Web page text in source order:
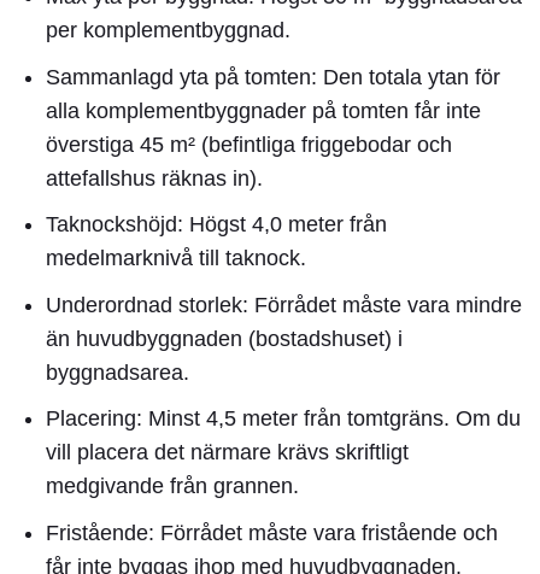
per komplementbyggnad.
Sammanlagd yta på tomten: Den totala ytan för
alla komplementbyggnader på tomten får inte
överstiga 45 m² (befintliga friggebodar och
attefallshus räknas in).
Taknockshöjd: Högst 4,0 meter från
medelmarknivå till taknock.
Underordnad storlek: Förrådet måste vara mindre
än huvudbyggnaden (bostadshuset) i
byggnadsarea.
Placering: Minst 4,5 meter från tomtgräns. Om du
vill placera det närmare krävs skriftligt
medgivande från grannen.
Fristående: Förrådet måste vara fristående och
får inte byggas ihop med huvudbyggnaden.